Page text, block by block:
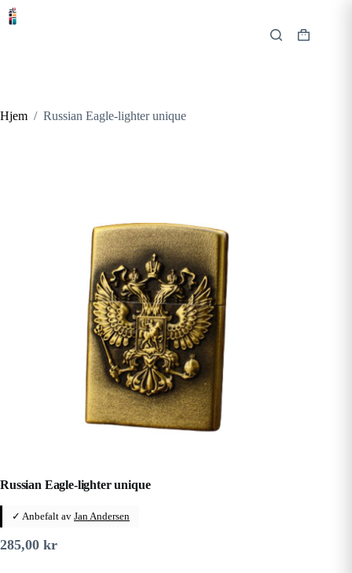
Hopp
Hjem / Russian Eagle-lighter unique
Russian Eagle-lighter unique
✓ Anbefalt av Jan Andersen
285,00 kr